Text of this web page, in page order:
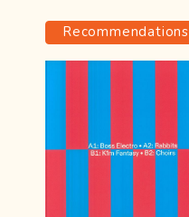
Recommendations